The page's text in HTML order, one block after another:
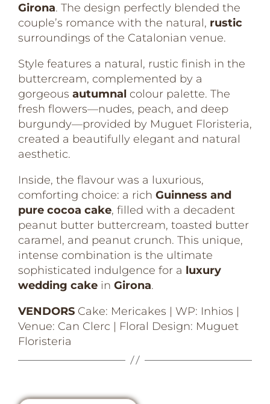
Girona. The design perfectly blended the
couple’s romance with the natural, rustic
surroundings of the Catalonian venue.
Style features a natural, rustic finish in the
buttercream, complemented by a
gorgeous autumnal colour palette. The
fresh flowers—nudes, peach, and deep
burgundy—provided by Muguet Floristeria,
created a beautifully elegant and natural
aesthetic.
Inside, the flavour was a luxurious,
comforting choice: a rich Guinness and
pure cocoa cake, filled with a decadent
peanut butter buttercream, toasted butter
caramel, and peanut crunch. This unique,
intense combination is the ultimate
sophisticated indulgence for a luxury
wedding cake in Girona.
VENDORS Cake: Mericakes | WP: Inhios |
Venue: Can Clerc | Floral Design: Muguet
Floristeria